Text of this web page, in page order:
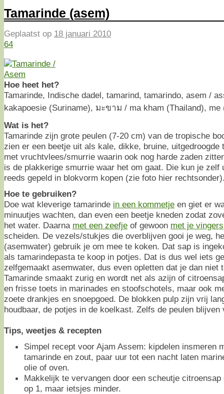
Tamarinde (asem)
Geplaatst op 18 januari 2010
64
Hoe heet het?
Tamarinde, Indische dadel, tamarind, tamarindo, asem /
kakapoesie (Suriname), มะขาม / ma kham (Thailand), me
Wat is het?
Tamarinde zijn grote peulen (7-20 cm) van de tropische
zien er een beetje uit als kale, dikke, bruine, uitgedroogde
met vruchtvlees/smurrie waarin ook nog harde zaden
is de plakkerige smurrie waar het om gaat. Die kun je zelf
reeds gepeld in blokvorm kopen (zie foto hier
Hoe te gebruiken?
Doe wat kleverige tamarinde in een kommetje en giet er
minuutjes wachten, dan even een beetje kneden zodat
het water. Daarna met een zeefje of gewoon met je vingers
scheiden. De vezels/stukjes die overblijven gooi je weg,
(asemwater) gebruik je om mee te koken. Dat sap is
als tamarindepasta te koop in potjes. Dat is dus wel iets
zelfgemaakt asemwater, dus even opletten dat je dan niet
Tamarinde smaakt zurig en wordt net als azijn of
en frisse toets in marinades en stoofschotels, maar ook
zoete drankjes en snoepgoed. De blokken pulp zijn vrij
houdbaar, de potjes in de koelkast. Zelfs de peulen
Tips, weetjes & recepten
Simpel recept voor Ajam Assem: kipdelen insmeren
tamarinde en zout, paar uur tot een nacht laten
olie of oven.
Makkelijk te vervangen door een scheutje
op 1, maar ietsjes minder.